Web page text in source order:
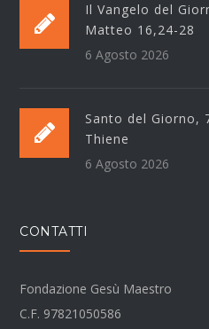
Il Vangelo del
Matteo 16,24-28
6 Agosto 2026
Santo del Giorno,
Thiene
6 Agosto 2026
CONTATTI
Fondazione Gesù Maestro
C.F. 97821050586